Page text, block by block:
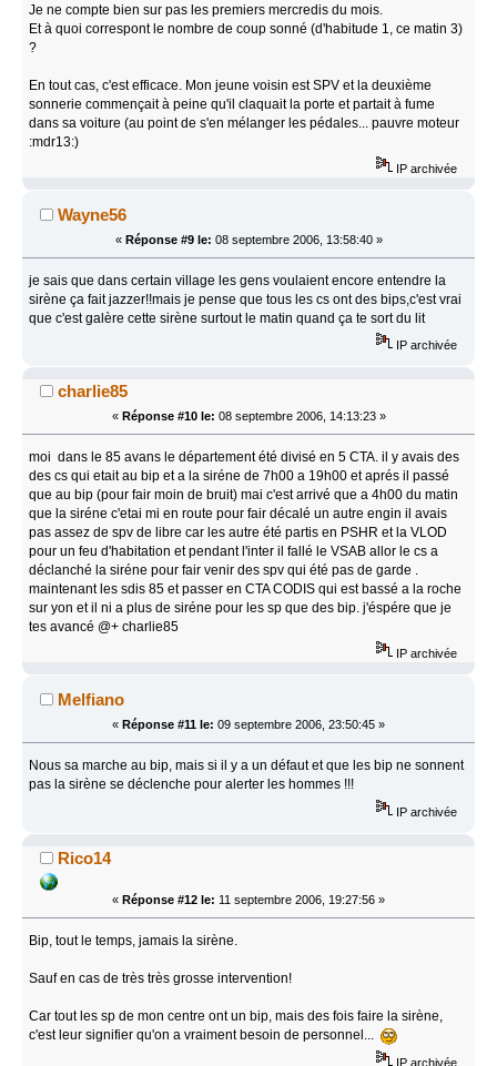
Je ne compte bien sur pas les premiers mercredis du mois.
Et à quoi correspont le nombre de coup sonné (d'habitude 1, ce matin 3)
?
En tout cas, c'est efficace. Mon jeune voisin est SPV et la deuxième
sonnerie commençait à peine qu'il claquait la porte et partait à fume
dans sa voiture (au point de s'en mélanger les pédales... pauvre moteur
:mdr13:)
IP archivée
Wayne56
« Réponse #9 le: 08 septembre 2006, 13:58:40 »
je sais que dans certain village les gens voulaient encore entendre la
sirène ça fait jazzer!!mais je pense que tous les cs ont des bips,c'est vrai
que c'est galère cette sirène surtout le matin quand ça te sort du lit
IP archivée
charlie85
« Réponse #10 le: 08 septembre 2006, 14:13:23 »
moi dans le 85 avans le département été divisé en 5 CTA. il y avais des
des cs qui etait au bip et a la siréne de 7h00 a 19h00 et aprés il passé
que au bip (pour fair moin de bruit) mai c'est arrivé que a 4h00 du matin
que la siréne c'etai mi en route pour fair décalé un autre engin il avais
pas assez de spv de libre car les autre été partis en PSHR et la VLOD
pour un feu d'habitation et pendant l'inter il fallé le VSAB allor le cs a
déclanché la siréne pour fair venir des spv qui été pas de garde .
maintenant les sdis 85 et passer en CTA CODIS qui est bassé a la roche
sur yon et il ni a plus de siréne pour les sp que des bip. j'éspére que je
tes avancé @+ charlie85
IP archivée
Melfiano
« Réponse #11 le: 09 septembre 2006, 23:50:45 »
Nous sa marche au bip, mais si il y a un défaut et que les bip ne sonnent
pas la sirène se déclenche pour alerter les hommes !!!
IP archivée
Rico14
« Réponse #12 le: 11 septembre 2006, 19:27:56 »
Bip, tout le temps, jamais la sirène.
Sauf en cas de très très grosse intervention!
Car tout les sp de mon centre ont un bip, mais des fois faire la sirène,
c'est leur signifier qu'on a vraiment besoin de personnel...
IP archivée